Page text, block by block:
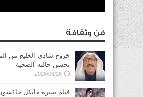
فن وثقافة
خروج شادي الخليج من
تحسن حالته الصحية
2026/06/26
فيلم سيرة مايكل